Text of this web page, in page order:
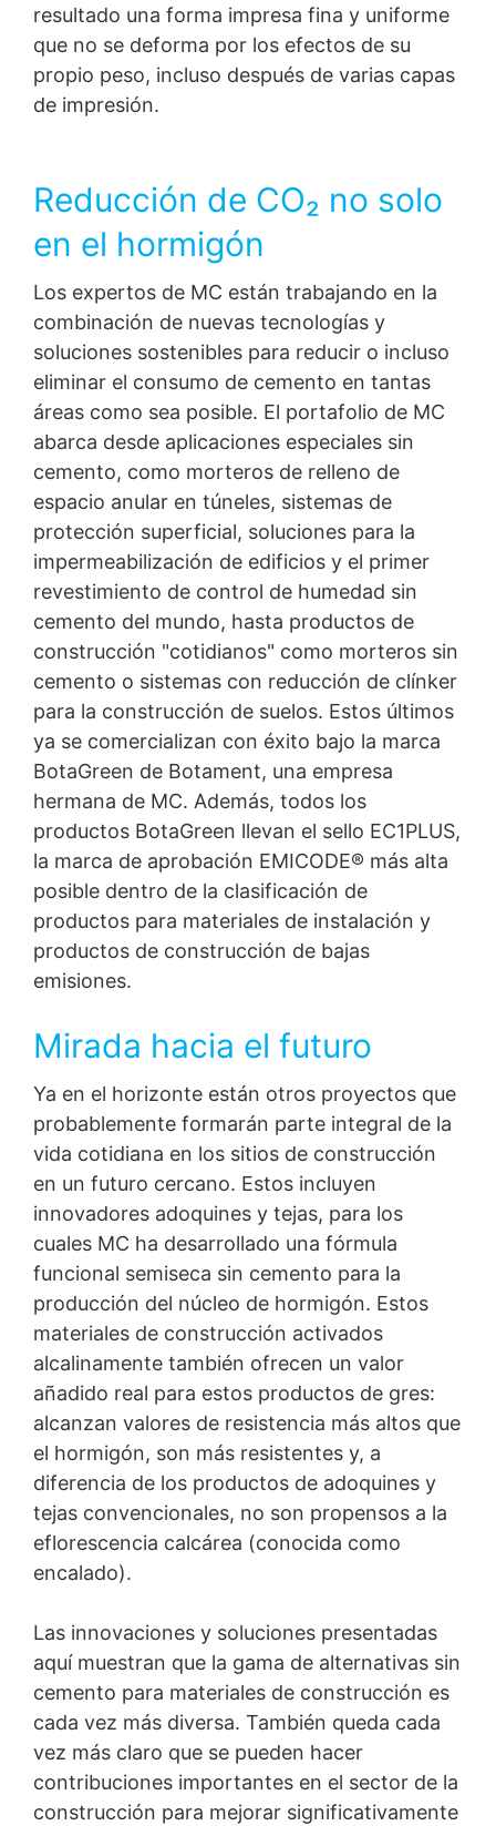
resultado una forma impresa fina y uniforme
que no se deforma por los efectos de su
propio peso, incluso después de varias capas
de impresión.
Reducción de CO₂ no solo
en el hormigón
Los expertos de MC están trabajando en la
combinación de nuevas tecnologías y
soluciones sostenibles para reducir o incluso
eliminar el consumo de cemento en tantas
áreas como sea posible. El portafolio de MC
abarca desde aplicaciones especiales sin
cemento, como morteros de relleno de
espacio anular en túneles, sistemas de
protección superficial, soluciones para la
impermeabilización de edificios y el primer
revestimiento de control de humedad sin
cemento del mundo, hasta productos de
construcción "cotidianos" como morteros sin
cemento o sistemas con reducción de clínker
para la construcción de suelos. Estos últimos
ya se comercializan con éxito bajo la marca
BotaGreen de Botament, una empresa
hermana de MC. Además, todos los
productos BotaGreen llevan el sello EC1PLUS,
la marca de aprobación EMICODE® más alta
posible dentro de la clasificación de
productos para materiales de instalación y
productos de construcción de bajas
emisiones.
Mirada hacia el futuro
Ya en el horizonte están otros proyectos que
probablemente formarán parte integral de la
vida cotidiana en los sitios de construcción
en un futuro cercano. Estos incluyen
innovadores adoquines y tejas, para los
cuales MC ha desarrollado una fórmula
funcional semiseca sin cemento para la
producción del núcleo de hormigón. Estos
materiales de construcción activados
alcalinamente también ofrecen un valor
añadido real para estos productos de gres:
alcanzan valores de resistencia más altos que
el hormigón, son más resistentes y, a
diferencia de los productos de adoquines y
tejas convencionales, no son propensos a la
eflorescencia calcárea (conocida como
encalado).
Las innovaciones y soluciones presentadas
aquí muestran que la gama de alternativas sin
cemento para materiales de construcción es
cada vez más diversa. También queda cada
vez más claro que se pueden hacer
contribuciones importantes en el sector de la
construcción para mejorar significativamente